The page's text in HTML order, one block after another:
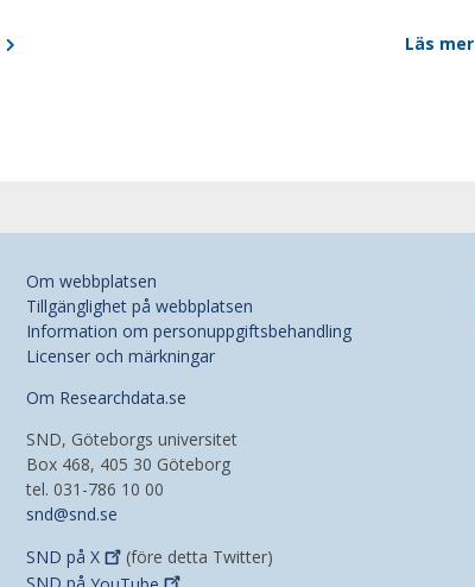
Läs mer
Om webbplatsen
Tillgänglighet på webbplatsen
Information om personuppgiftsbehandling
Licenser och märkningar
Om Researchdata.se
SND, Göteborgs universitet
Box 468, 405 30 Göteborg
tel. 031-786 10 00
snd@snd.se
SND på X
(före detta Twitter)